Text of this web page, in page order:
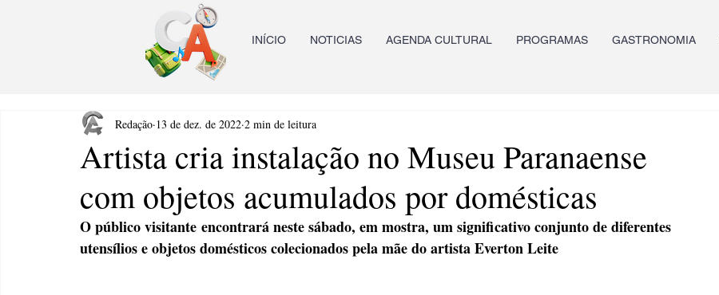
INÍCIO NOTICIAS AGENDA CULTURAL PROGRAMAS GASTRONOMIA
Artista cria instalação no Museu Paranaense
com objetos acumulados por domésticas
Redação 13 de dez. de 2022 2 min de leitura
O público visitante encontrará neste sábado, em mostra, um significativo conjunto de diferentes
utensílios e objetos domésticos colecionados pela mãe do artista Everton Leite